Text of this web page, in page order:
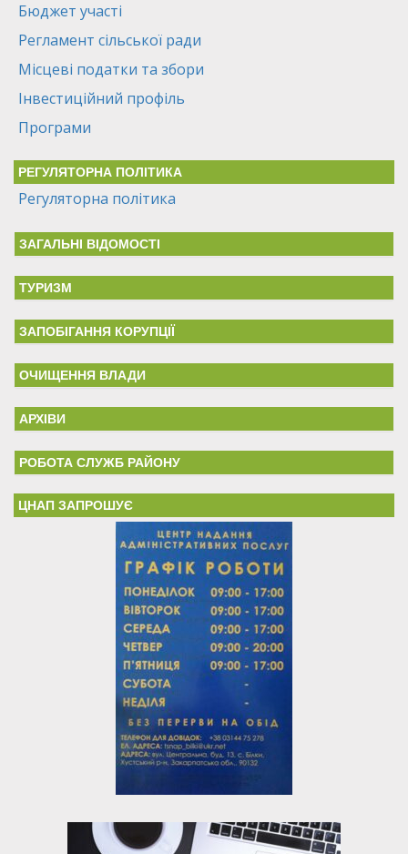
Бюджет участі
Регламент сільської ради
Місцеві податки та збори
Інвестиційний профіль
Програми
РЕГУЛЯТОРНА ПОЛІТИКА
Регуляторна політика
ЗАГАЛЬНІ ВІДОМОСТІ
ТУРИЗМ
ЗАПОБІГАННЯ КОРУПЦІЇ
ОЧИЩЕННЯ ВЛАДИ
АРХІВИ
РОБОТА СЛУЖБ РАЙОНУ
ЦНАП ЗАПРОШУЄ